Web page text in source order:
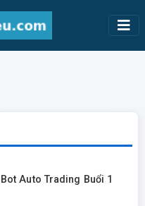
Auto Trading Buổi 1